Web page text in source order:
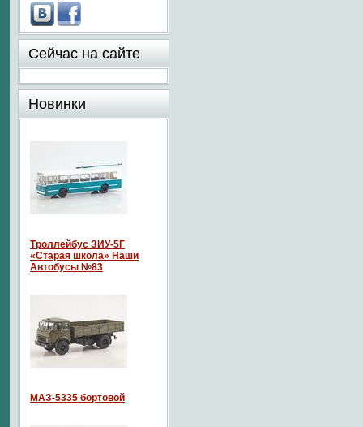
Сейчас на сайте
Новинки
Троллейбус ЗИУ-5Г
«Старая школа» Наши
Автобусы №83
МАЗ-5335 бортовой